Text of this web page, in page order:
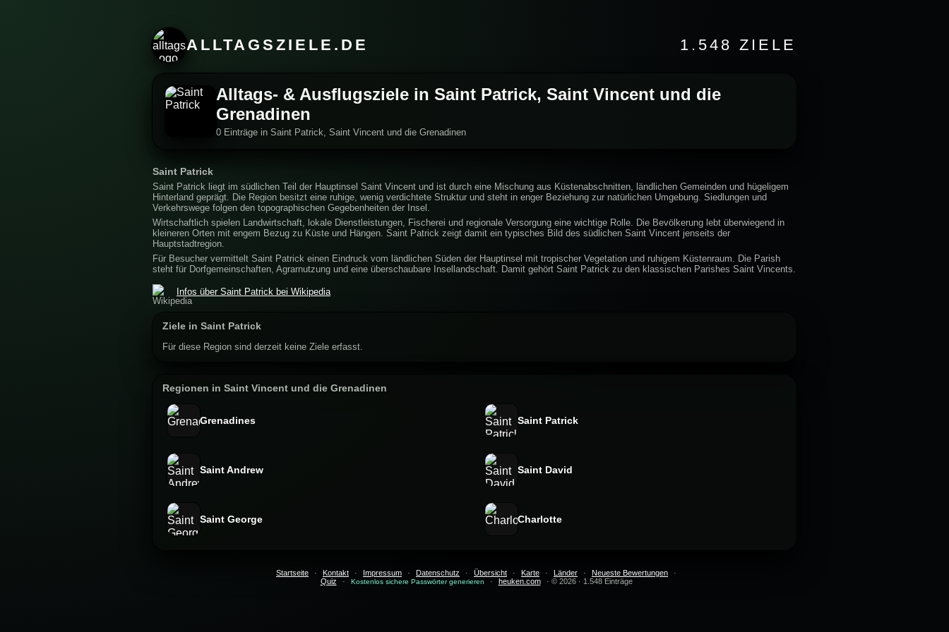
ALLTAGSZIELE.DE 1.548 ZIELE
Alltags- & Ausflugsziele in Saint Patrick, Saint Vincent und die
Grenadinen
0 Einträge in Saint Patrick, Saint Vincent und die Grenadinen
Saint Patrick
Saint Patrick liegt im südlichen Teil der Hauptinsel Saint Vincent und ist durch eine Mischung aus Küstenabschnitten, ländlichen Gemeinden und hügeligem
Hinterland geprägt. Die Region besitzt eine ruhige, wenig verdichtete Struktur und steht in enger Beziehung zur natürlichen Umgebung. Siedlungen und
Verkehrswege folgen den topographischen Gegebenheiten der Insel.
Wirtschaftlich spielen Landwirtschaft, lokale Dienstleistungen, Fischerei und regionale Versorgung eine wichtige Rolle. Die Bevölkerung lebt überwiegend in
kleineren Orten mit engem Bezug zu Küste und Hängen. Saint Patrick zeigt damit ein typisches Bild des südlichen Saint Vincent jenseits der
Hauptstadtregion.
Für Besucher vermittelt Saint Patrick einen Eindruck vom ländlichen Süden der Hauptinsel mit tropischer Vegetation und ruhigem Küstenraum. Die Parish
steht für Dorfgemeinschaften, Agrarnutzung und eine überschaubare Insellandschaft. Damit gehört Saint Patrick zu den klassischen Parishes Saint Vincents.
Infos über Saint Patrick bei Wikipedia
Ziele in Saint Patrick
Für diese Region sind derzeit keine Ziele erfasst.
Regionen in Saint Vincent und die Grenadinen
Grenadines Saint Patrick
Saint Andrew Saint David
Saint George Charlotte
Startseite · Kontakt · Impressum · Datenschutz · Übersicht · Karte · Länder · Neueste Bewertungen
·
Quiz
· Kostenlos sichere Passwörter generieren · heuken.com · © 2026 · 1.548 Einträge